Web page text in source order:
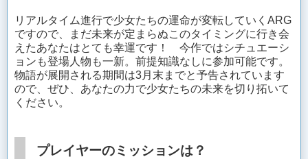
リアルタイム進行で少女たちの運命が変転していくARG
ですので、まだ未来が定まらぬこのタイミングに行き会
えたあなたはとても幸運です！ 今作ではシチュエーシ
ョンも登場人物も一新。前提知識なしに参加可能です。
物語が展開される期間は3月末までと予告されています
ので、ぜひ、あなたの力で少女たちの未来を切り拓いて
ください。
プレイヤーのミッションは？